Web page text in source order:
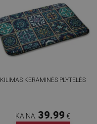
KILIMAS KERAMINĖS PLYTELĖS
KAINA: 39.99 €